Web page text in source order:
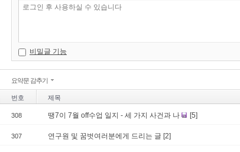
비밀글 기능
요약문 감추기
번호 제목
308 땡7이 7월 off수업 일지 - 세 가지 사건과 나 [5]
307 연구원 및 꿈벗여러분에게 드리는 글 [2]